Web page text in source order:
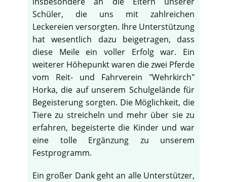
Schüler, die uns mit zahlreichen
Leckereien versorgten. Ihre Unterstützung
hat wesentlich dazu beigetragen, dass
diese Meile ein voller Erfolg war. Ein
weiterer Höhepunkt waren die zwei Pferde
vom Reit- und Fahrverein "Wehrkirch"
Horka, die auf unserem Schulgelände für
Begeisterung sorgten. Die Möglichkeit, die
Tiere zu streicheln und mehr über sie zu
erfahren, begeisterte die Kinder und war
eine tolle Ergänzung zu unserem
Festprogramm.
Ein großer Dank geht an alle Unterstützer,